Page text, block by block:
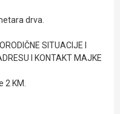
drva.
SITUACIJE I
I KONTAKT MAJKE
KM.